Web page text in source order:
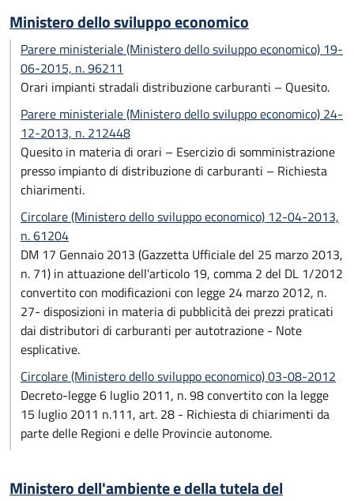
Ministero dello sviluppo economico
Parere ministeriale (Ministero dello sviluppo economico) 19-
06-2015, n. 96211
Orari impianti stradali distribuzione carburanti – Quesito.
Parere ministeriale (Ministero dello sviluppo economico) 24-
12-2013, n. 212448
Quesito in materia di orari – Esercizio di somministrazione
presso impianto di distribuzione di carburanti – Richiesta
chiarimenti.
Circolare (Ministero dello sviluppo economico) 12-04-2013,
n. 61204
DM 17 Gennaio 2013 (Gazzetta Ufficiale del 25 marzo 2013,
n. 71) in attuazione dell'articolo 19, comma 2 del DL 1/2012
convertito con modificazioni con legge 24 marzo 2012, n.
27- disposizioni in materia di pubblicità dei prezzi praticati
dai distributori di carburanti per autotrazione - Note
esplicative.
Circolare (Ministero dello sviluppo economico) 03-08-2012
Decreto-legge 6 luglio 2011, n. 98 convertito con la legge
15 luglio 2011 n.111, art. 28 - Richiesta di chiarimenti da
parte delle Regioni e delle Provincie autonome.
Ministero dell'ambiente e della tutela del